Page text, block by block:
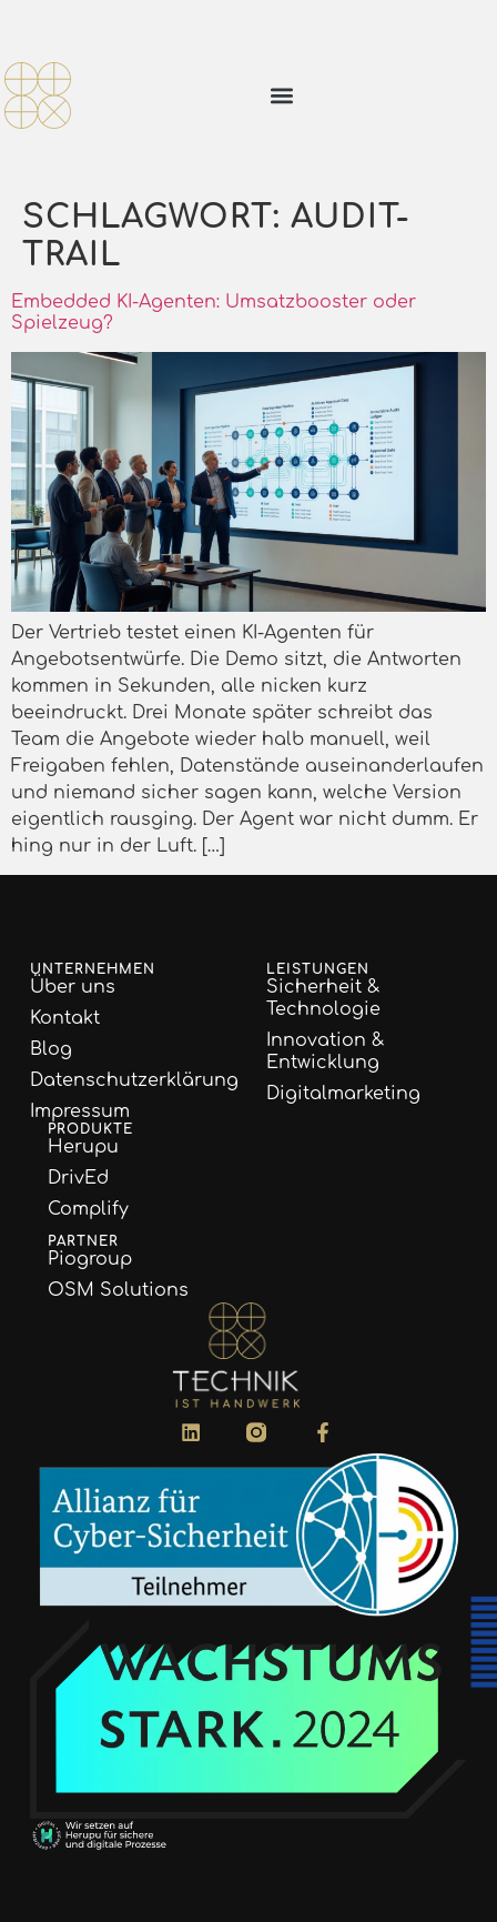
SCHLAGWORT: AUDIT-
TRAIL
Embedded KI-Agenten: Umsatzbooster oder
Spielzeug?
Der Vertrieb testet einen KI-Agenten für
Angebotsentwürfe. Die Demo sitzt, die Antworten
kommen in Sekunden, alle nicken kurz
beeindruckt. Drei Monate später schreibt das
Team die Angebote wieder halb manuell, weil
Freigaben fehlen, Datenstände auseinanderlaufen
und niemand sicher sagen kann, welche Version
eigentlich rausging. Der Agent war nicht dumm. Er
hing nur in der Luft. […]
UNTERNEHMEN
Über uns
Kontakt
Blog
Datenschutzerklärung
Impressum
LEISTUNGEN
Sicherheit &
Technologie
Innovation &
Entwicklung
Digitalmarketing
PRODUKTE
Herupu
DrivEd
Complify
PARTNER
Piogroup
OSM Solutions